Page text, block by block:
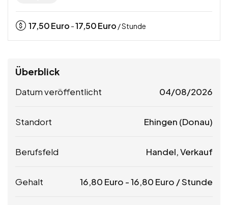
17,50Euro -17,50Euro / Stunde
Überblick
Datum veröffentlicht 04/08/2026
Standort Ehingen (Donau)
Berufsfeld Handel, Verkauf
Gehalt 16,80 Euro -16,80 Euro / Stunde